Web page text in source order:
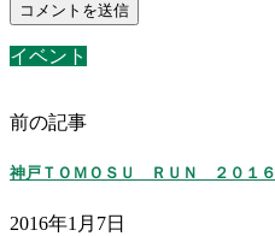
イベント
前の記事
神戸ＴＯＭＯＳＵ ＲＵＮ ２０１６
2016年1月7日